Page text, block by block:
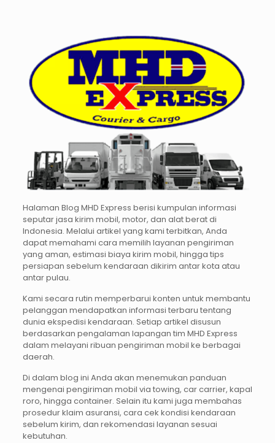
Halaman Blog MHD Express berisi kumpulan informasi
seputar jasa kirim mobil, motor, dan alat berat di
Indonesia. Melalui artikel yang kami terbitkan, Anda
dapat memahami cara memilih layanan pengiriman
yang aman, estimasi biaya kirim mobil, hingga tips
persiapan sebelum kendaraan dikirim antar kota atau
antar pulau.
Kami secara rutin memperbarui konten untuk membantu
pelanggan mendapatkan informasi terbaru tentang
dunia ekspedisi kendaraan. Setiap artikel disusun
berdasarkan pengalaman lapangan tim MHD Express
dalam melayani ribuan pengiriman mobil ke berbagai
daerah.
Di dalam blog ini Anda akan menemukan panduan
mengenai pengiriman mobil via towing, car carrier, kapal
roro, hingga container. Selain itu kami juga membahas
prosedur klaim asuransi, cara cek kondisi kendaraan
sebelum kirim, dan rekomendasi layanan sesuai
kebutuhan.